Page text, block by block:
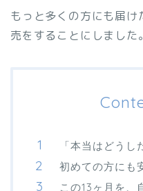
もっと多くの方にも届
売をすることにしました。
「本当はどうし
初めての方にも
この13ヶ月を、